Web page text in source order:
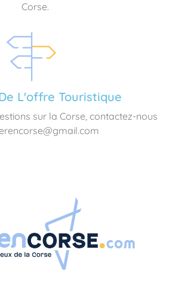
Corse.
L'offre Touristique
sur la Corse, contactez-nous